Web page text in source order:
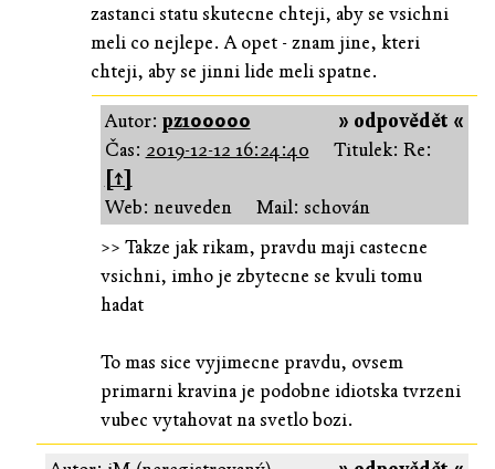
zastanci statu skutecne chteji, aby se vsichni
meli co nejlepe. A opet - znam jine, kteri
chteji, aby se jinni lide meli spatne.
» odpovědět «
Autor: pz100000
Čas: 2019-12-12 16:24:40
Titulek: Re:
[↑]
Web: neuveden
Mail: schován
>> Takze jak rikam, pravdu maji castecne
vsichni, imho je zbytecne se kvuli tomu
hadat
To mas sice vyjimecne pravdu, ovsem
primarni kravina je podobne idiotska tvrzeni
vubec vytahovat na svetlo bozi.